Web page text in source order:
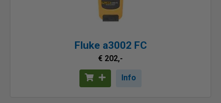
Fluke a3002 FC
€ 202,-
Info